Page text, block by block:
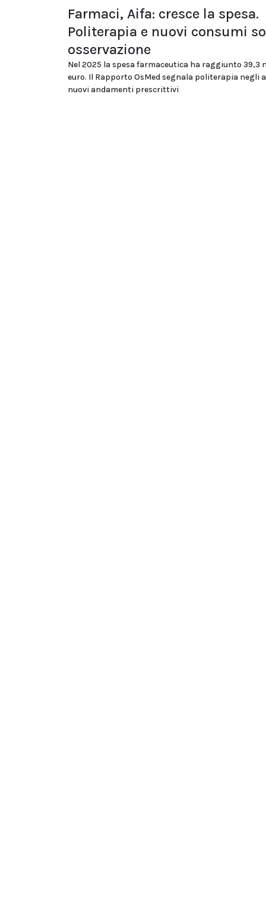
Farmaci, Aifa: cresce la spesa.
Politerapia e nuovi consumi
osservazione
Nel 2025 la spesa farmaceutica ha raggiunto 39,3
euro. Il Rapporto OsMed segnala politerapia negli
nuovi andamenti prescrittivi